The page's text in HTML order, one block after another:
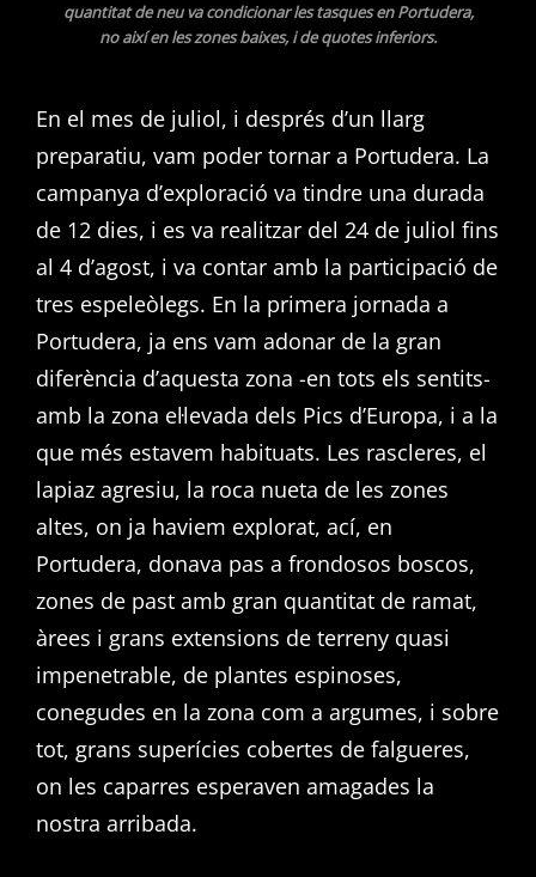
quantitat de neu va condicionar les tasques en Portudera,
no així en les zones baixes, i de quotes inferiors.
En el mes de juliol, i després d’un llarg
preparatiu, vam poder tornar a Portudera. La
campanya d’exploració va tindre una durada
de 12 dies, i es va realitzar del 24 de juliol fins
al 4 d’agost, i va contar amb la participació de
tres espeleòlegs. En la primera jornada a
Portudera, ja ens vam adonar de la gran
diferència d’aquesta zona -en tots els sentits-
amb la zona el·levada dels Pics d’Europa, i a la
que més estavem habituats. Les rascleres, el
lapiaz agresiu, la roca nueta de les zones
altes, on ja haviem explorat, ací, en
Portudera, donava pas a frondosos boscos,
zones de past amb gran quantitat de ramat,
àrees i grans extensions de terreny quasi
impenetrable, de plantes espinoses,
conegudes en la zona com a argumes, i sobre
tot, grans superícies cobertes de falgueres,
on les caparres esperaven amagades la
nostra arribada.